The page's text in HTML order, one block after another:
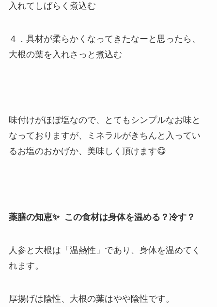
入れてしばらく煮込む
４．具材が柔らかくなってきたなーと思ったら、
大根の葉を入れさっと煮込む
味付けがほぼ塩なので、とてもシンプルなお味と
なっておりますが、ミネラルがきちんと入ってい
るお塩のおかげか、美味しく頂けます😋
薬膳の知恵✨ この食材は身体を温める？冷す？
人参と大根は「温熱性」であり、身体を温めてく
れます。
厚揚げは陰性、大根の葉はやや陰性です。